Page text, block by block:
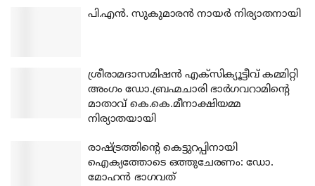
പി.എന്‍. സുകുമാരന്‍ നായര്‍ നിര്യാതനായി
ശ്രീരാമദാസമിഷന്‍ എക്‌സിക്യൂട്ടീവ് കമ്മിറ്റി
അംഗം ഡോ.ബ്രഹ്മചാരി ഭാര്‍ഗവറാമിന്റെ
മാതാവ് കെ.കെ.മീനാക്ഷിയമ്മ
നിര്യാതയായി
രാഷ്ട്രത്തിന്റെ കെട്ടുറപ്പിനായി
ഐക്യത്തോടെ ഒത്തുചേരണം: ഡോ.
മോഹന്‍ ഭാഗവത്